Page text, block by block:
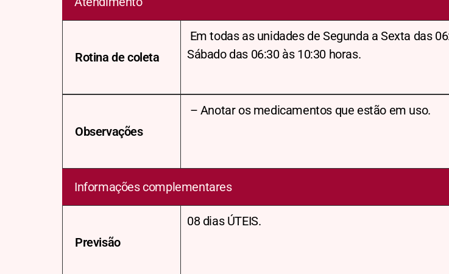
Rotina de coleta
Em todas as unidades de Segunda a Sexta das
Sábado das 06:30 às 10:30 horas.
Observações
– Anotar os medicamentos que estão em uso.
Informações complementares
Previsão
08 dias ÚTEIS.